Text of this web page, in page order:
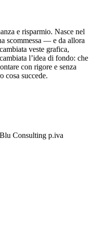
e risparmio. Nasce nel
scommessa — e da allora
veste grafica,
l’idea di fondo: che
con rigore e senza
cosa succede.
Consulting p.iva